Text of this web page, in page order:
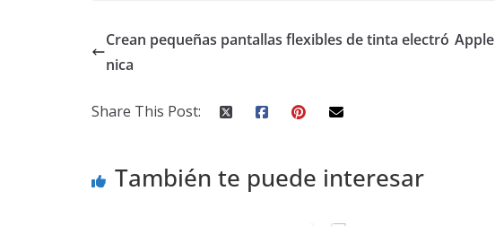
Crean pequeñas pantallas flexibles de tinta electró
nica
Share This Post:
También te puede interesar